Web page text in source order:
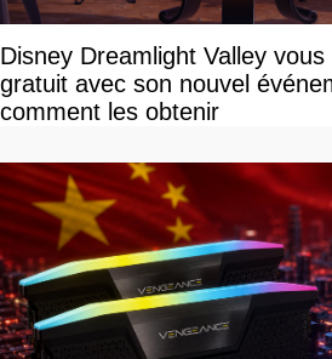
Disney Dreamlight Valley
gratuit avec son nouvel
comment les obtenir